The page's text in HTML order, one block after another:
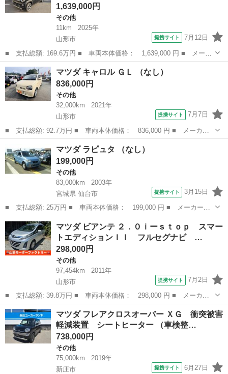
1,639,000円
その他
11km
2025年
山形市
提携サイト 7月12日
■ 支払総額: 169.6万円 ■ 車両本体価格： 1,639,000 円 ■ メーカ
ー名： マツダ ■ 車種名： フレアクロスオーバー ■ グレード
名： ＸＳ ４ＷＤ シートヒーター アイドリングストップ キー
レスエント...
山形 山形市 その他
マツダ キャロル ＧＬ （なし）
836,000円
その他
32,000km
2021年
山形市
提携サイト 7月7日
■ 支払総額: 92.7万円 ■ 車両本体価格： 836,000 円 ■ メーカー
名： マツダ ■ 車種名： キャロル ■ グレード名： ＧＬ ■ 排
気量： 660cc ■ ドア枚数： 5D ■ ミッション： AT ■ 店...
その他
マツダ ラピュタ （なし）
199,000円
その他
83,000km
2003年
宮城県 仙台市
提携サイト 3月15日
■ 支払総額: 25万円 ■ 車両本体価格： 199,000 円 ■ メーカー
名： マツダ ■ 車種名： ラピュタ ■ グレード名： ■ 排気
量： 660cc ■ ドア枚数： 5D ■ ミッション： MT5速 ■ 店舗P...
宮城 仙台市 その他
マツダ ビアンテ ２．０ｉーｓｔｏｐ スマー
トエディションＩＩ フルセグナビ …
298,000円
その他
97,454km
2011年
山形市
提携サイト 7月2日
■ 支払総額: 39.8万円 ■ 車両本体価格： 298,000 円 ■ メーカー
名： マツダ ■ 車種名： ビアンテ ■ グレード名： ２．０ｉー
ｓｔｏｐ スマートエディションＩＩ フルセグナビ ＴＶ Ｂｌｕ
ｅｔｏｏｔｈ...
山形 山形市 その他
マツダ フレアクロスオーバー ＸＧ 衝突被害
軽減装置 シートヒーター （車検整…
738,000円
その他
75,000km
2019年
新庄市
提携サイト 6月27日